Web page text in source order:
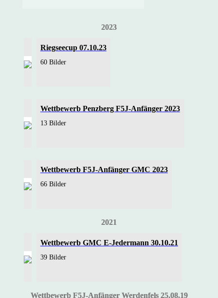
2023
Riegseecup 07.10.23
60 Bilder
Wettbewerb Penzberg F5J-Anfänger 2023
13 Bilder
Wettbewerb F5J-Anfänger GMC 2023
66 Bilder
2021
Wettbewerb GMC E-Jedermann 30.10.21
39 Bilder
Wettbewerb F5J-Anfänger Werdenfels 25.08.19